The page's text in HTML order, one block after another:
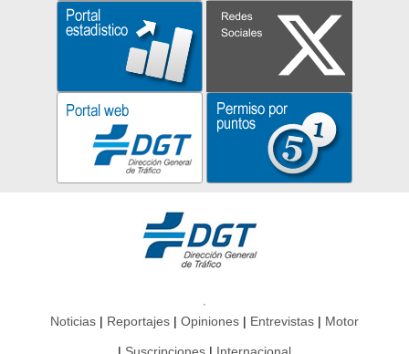
Noticias Reportajes Opiniones Entrevistas Motor